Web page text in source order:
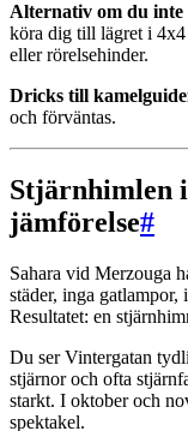
Alternativ om du
köra dig till lägret i
eller rörelsehinder.
Dricks till
och förväntas.
Stjärnhimlen
jämförelse#
Sahara vid Merzouga
städer, inga
Resultatet: en
Du ser Vintergatan
stjärnor och ofta
starkt. I oktober och
spektakel.